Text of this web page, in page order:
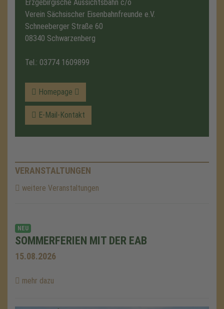
Erzgebirgische Aussichtsbahn c/o
Verein Sächsischer Eisenbahnfreunde e.V.
Schneeberger Straße 60
08340 Schwarzenberg
Tel.: 03774 1609899
Homepage
E-Mail-Kontakt
VERANSTALTUNGEN
weitere Veranstaltungen
NEU
SOMMERFERIEN MIT DER EAB
15.08.2026
mehr dazu